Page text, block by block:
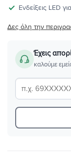
Ενδείξεις LED
Δες όλη την
Έχεις
καλούμε